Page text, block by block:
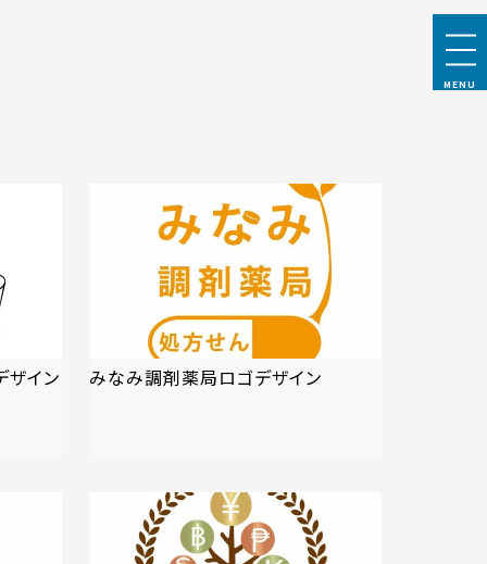
イン みなみ調剤薬局ロゴデザイン
MENU